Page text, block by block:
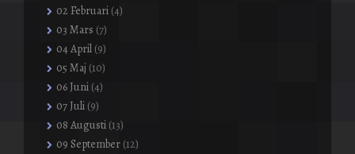
02 Februari (4)
03 Mars (7)
04 April (9)
05 Maj (10)
06 Juni (4)
07 Juli (9)
08 Augusti (13)
09 September (12)